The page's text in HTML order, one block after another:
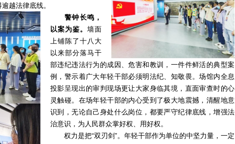
越法律底线。
警钟长鸣，
以案为鉴。 墙面
上铺陈了十八大
以来部分落马干
部违纪违法行为的成因、危害和教训，一件件鲜活的典型案
例，警示着广大年轻干部必须明法纪、知敬畏。场馆内全息
投影呈现出的审判现场更让大家身临其境，直面审查时的心
灵触碰。在场年轻干部的内心受到了极大地震撼，清醒地意
识到，无论自己身处什么岗位，都要严守纪律底线，增强法
治意识，为人民群众掌好权、用好权。
权力是把“双刃剑”。年轻干部作为单位的中坚力量，一定